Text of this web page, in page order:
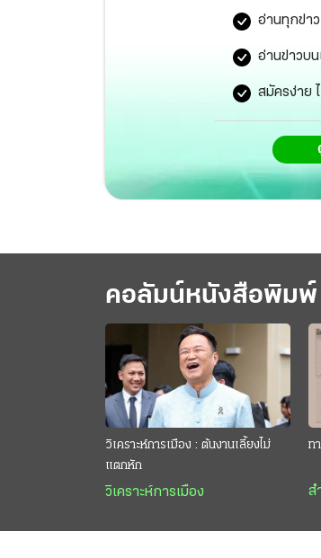
อ่านทุกข่า
อ่านข่าวบ
สมัครง่าย
คอลัมน์หนังสือพิมพ์
วิเคราะห์การเมือง : ต้นงานเลี้ยงไม่
แตกหัก
วิเคราะห์การเมือง
ท
ส